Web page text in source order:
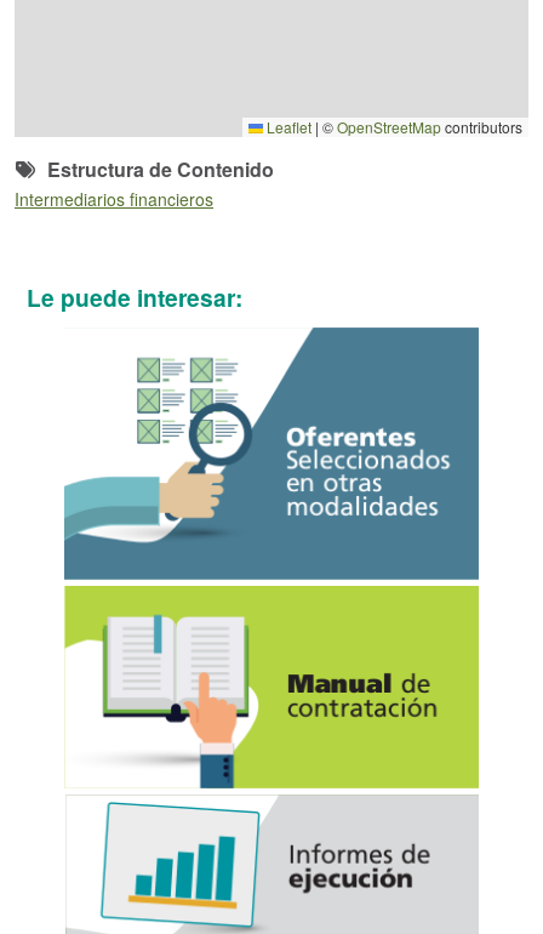
Leaflet | ©OpenStreetMapcontributors
Estructura de Contenido
Intermediarios financieros
Le puede interesar: